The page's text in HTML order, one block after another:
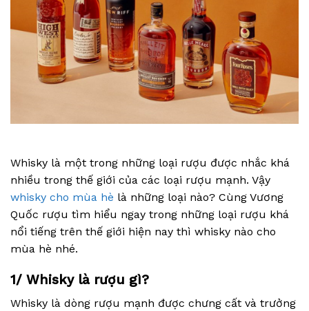
Whisky là một trong những loại rượu được nhắc khá
nhiều trong thế giới của các loại rượu mạnh. Vậy
whisky cho mùa hè là những loại nào? Cùng Vương
Quốc rượu tìm hiểu ngay trong những loại rượu khá
nổi tiếng trên thế giới hiện nay thì whisky nào cho
mùa hè nhé.
1/ Whisky là rượu gì?
Whisky là dòng rượu mạnh được chưng cất và trưởng